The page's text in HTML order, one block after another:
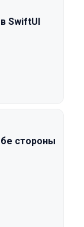
SwiftUI
стороны